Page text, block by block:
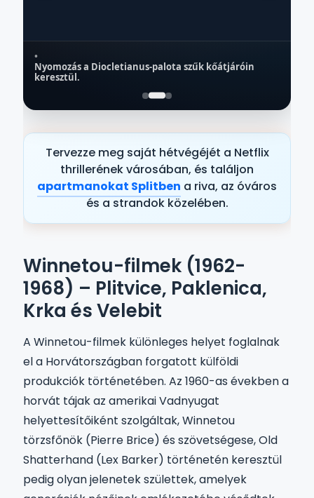
SPLIT
A Diocletianus-palota átjárói
•
Nyomozás a Diocletianus-palota szűk kőátjáróin
keresztül.
Tervezze meg saját hétvégéjét a Netflix
thrillerének városában, és találjon
apartmanokat Splitben a riva, az óváros
és a strandok közelében.
Winnetou-filmek (1962-
1968) – Plitvice, Paklenica,
Krka és Velebit
A Winnetou-filmek különleges helyet foglalnak
el a Horvátországban forgatott külföldi
produkciók történetében. Az 1960-as években a
horvát tájak az amerikai Vadnyugat
helyettesítőiként szolgáltak, Winnetou
törzsfőnök (Pierre Brice) és szövetségese, Old
Shatterhand (Lex Barker) történetén keresztül
pedig olyan jelenetek születtek, amelyek